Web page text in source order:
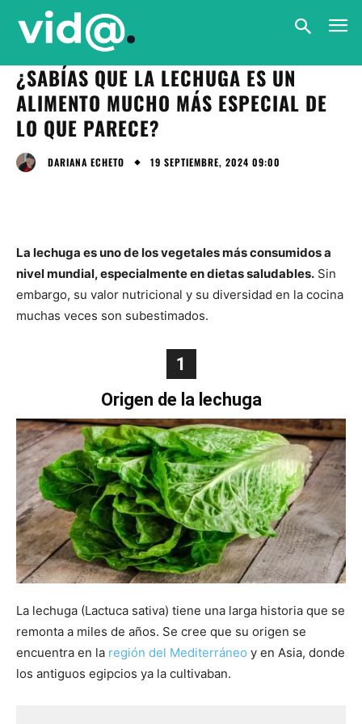
¿SABÍAS QUE LA LECHUGA ES UN
ALIMENTO MUCHO MÁS ESPECIAL DE
LO QUE PARECE?
DARIANA ECHETO 19 SEPTIEMBRE, 2024 09:00
La lechuga es uno de los vegetales más consumidos a
nivel mundial, especialmente en dietas saludables. Sin
embargo, su valor nutricional y su diversidad en la cocina
muchas veces son subestimados.
1
Origen de la lechuga
La lechuga (Lactuca sativa) tiene una larga historia que se
remonta a miles de años. Se cree que su origen se
encuentra en la región del Mediterráneo y en Asia, donde
los antiguos egipcios ya la cultivaban.